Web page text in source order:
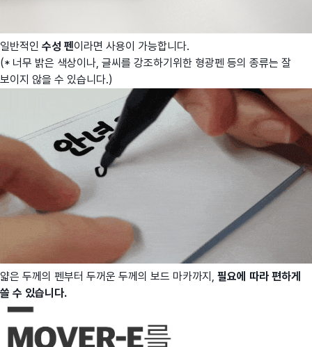
일반적인 수성 펜이라면 사용이 가능합니다.
(* 너무 밝은 색상이나, 글씨를 강조하기위한 형광펜 등의 종류는 잘
보이지 않을 수 있습니다.)
얇은 두께의 펜부터 두꺼운 두께의 보드 마카까지, 필요에 따라 편하게
쓸 수 있습니다.